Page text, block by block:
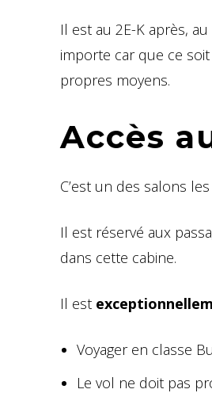
Il est au 2E-K après,
importe car que ce
propres moyens.
Accès
C’est un des salons
Il est réservé aux
dans cette cabine.
Il est
Voyager en classe
Le vol ne doit pas